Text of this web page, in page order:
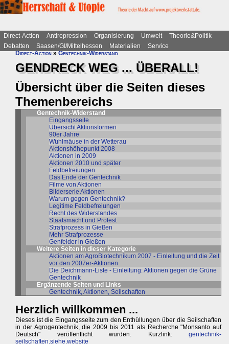
Direct-Action Antirepression Organisierung Umwelt
Theorie&Politik
Debatten
Saasen/GI/Mittelhessen Materialien
Service
Direct-Action»Gentechnik-Widerstand
GENDRECK WEG ... ÜBERALL!
Übersicht über die Seiten dieses
Themenbereichs
Gentechnik-Widerstand
Eingangsseite
Übersicht Aktionsformen
90er Jahre
Wühlmäuse in der Wetterau
Aktionshöhepunkt 2008
Aktionen in 2009
Aktionen 2010 und später
Feldbefreiungen
Das Ende der Gentechnik
Filme von Aktionen
Bilderserie Aktionen
Warum gegen Gentechnik?
Legitime Feldbefreiungen
Recht des Widerstandes
Staatsmacht und Protest
Strafprozess in Gießen
Mehr Strafprozesse
Genfelder in Gießen
Weitere Seiten in dieser Kategorie
Aktionen am AgroBiotechnikum 2007 - Einleitung und die Zeit
vor den 2007er-Aktionen
Die Deichmann-Liste - Einleitung: Aktionen gegen die Grüne
Gentechnik
Ergänzende Seiten und Links
Gentechnik, Aktionen, Seilschaften
Herzlich willkommen ...
Dieses ist die Eingangsseite zum den Enthüllungen über die Seilschaften
in der Agrogentechnik, die 2009 bis 2011 als Recherche "Monsanto auf
Deutsch" veröffentlicht wurden. Kurzlink:gentechnik-
seilschaften.siehe.website